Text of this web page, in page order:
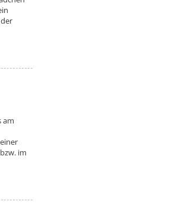
am
im